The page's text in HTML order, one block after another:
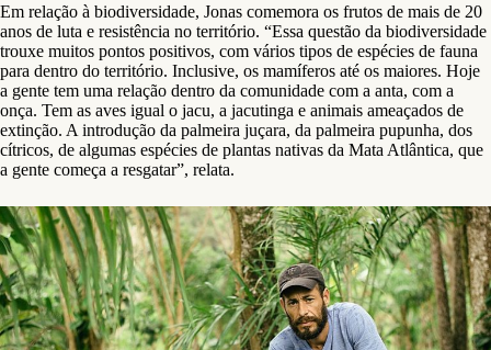
Em relação à biodiversidade, Jonas comemora os frutos de mais de 20
anos de luta e resistência no território. “Essa questão da biodiversidade
trouxe muitos pontos positivos, com vários tipos de espécies de fauna
para dentro do território. Inclusive, os mamíferos até os maiores. Hoje
a gente tem uma relação dentro da comunidade com a anta, com a
onça. Tem as aves igual o jacu, a jacutinga e animais ameaçados de
extinção. A introdução da palmeira juçara, da palmeira pupunha, dos
cítricos, de algumas espécies de plantas nativas da Mata Atlântica, que
a gente começa a resgatar”, relata.